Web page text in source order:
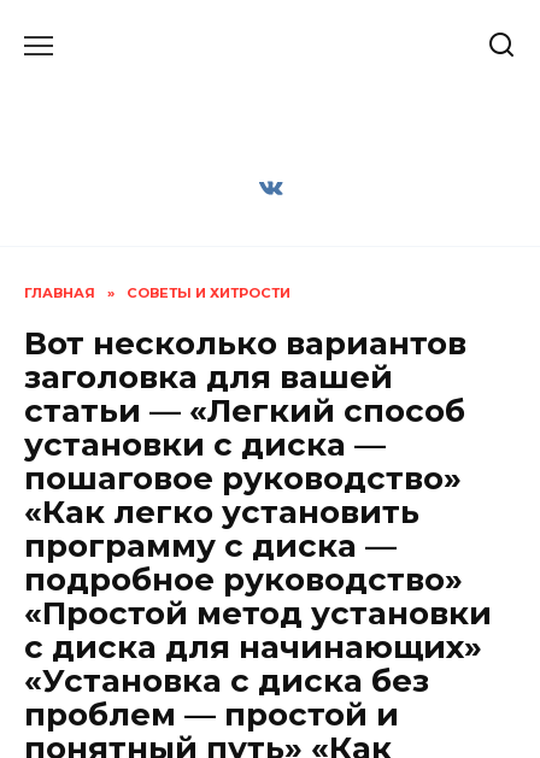
ГЛАВНАЯ » СОВЕТЫ И ХИТРОСТИ
Вот несколько вариантов
заголовка для вашей
статьи — «Легкий способ
установки с диска —
пошаговое руководство»
«Как легко установить
программу с диска —
подробное руководство»
«Простой метод установки
с диска для начинающих»
«Установка с диска без
проблем — простой и
понятный путь» «Как